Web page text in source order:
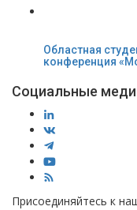
Областная
конференция
Социальные
Присоединяйтесь к